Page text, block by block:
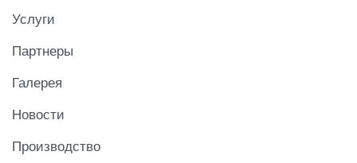
Услуги
Партнеры
Галерея
Новости
Производство